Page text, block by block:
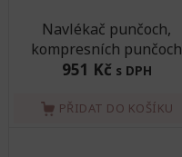
Navlékač punčoch,
kompresních punčoch
951 Kč s DPH
PŘIDAT DO KOŠÍKU